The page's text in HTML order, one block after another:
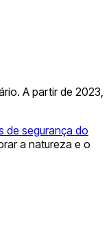
A partir de 2023,
de segurança do
a natureza e o